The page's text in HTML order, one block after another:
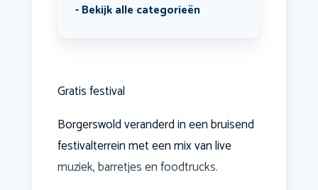
Bekijk alle categorieën
Gratis festival
Borgerswold veranderd in een bruisend
festivalterrein met een mix van live
muziek, barretjes en foodtrucks.